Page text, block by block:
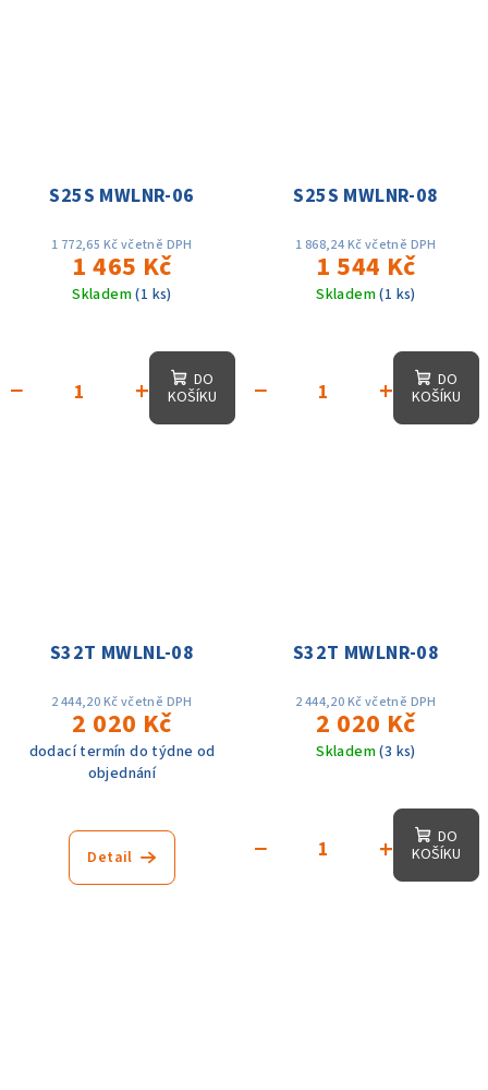
S25S MWLNR-06
1 772,65 Kč včetně DPH
1 465 Kč
Skladem(1 ks)
+
−
DO
KOŠÍKU
S25S MWLNR-08
1 868,24 Kč včetně DPH
1 544 Kč
Skladem(1 ks)
+
−
DO
KOŠÍKU
S32T MWLNL-08
2 444,20 Kč včetně DPH
2 020 Kč
dodací termín do týdne od
objednání
Detail
S32T MWLNR-08
2 444,20 Kč včetně DPH
2 020 Kč
Skladem(3 ks)
+
−
DO
KOŠÍKU